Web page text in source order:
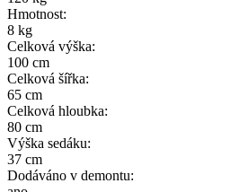
Hmotnost:
8 kg
Celková výška:
100 cm
Celková šířka:
65 cm
Celková hloubka:
80 cm
Výška sedáku:
37 cm
Dodáváno v demontu: